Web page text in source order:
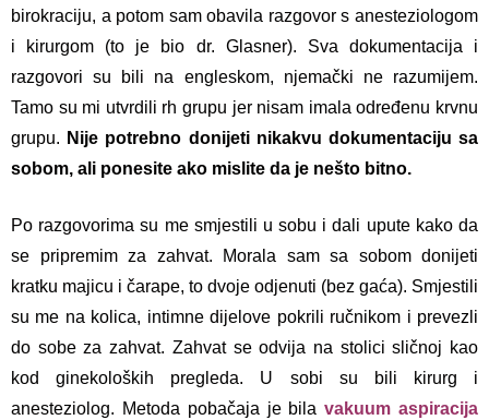
birokraciju, a potom sam obavila razgovor s anesteziologom
i kirurgom (to je bio dr. Glasner). Sva dokumentacija i
razgovori su bili na engleskom, njemački ne razumijem.
Tamo su mi utvrdili rh grupu jer nisam imala određenu krvnu
grupu. Nije potrebno donijeti nikakvu dokumentaciju sa
sobom, ali ponesite ako mislite da je nešto bitno.
Po razgovorima su me smjestili u sobu i dali upute kako da
se pripremim za zahvat. Morala sam sa sobom donijeti
kratku majicu i čarape, to dvoje odjenuti (bez gaća). Smjestili
su me na kolica, intimne dijelove pokrili ručnikom i prevezli
do sobe za zahvat. Zahvat se odvija na stolici sličnoj kao
kod ginekoloških pregleda. U sobi su bili kirurg i
anesteziolog. Metoda pobačaja je bila vakuum aspiracija